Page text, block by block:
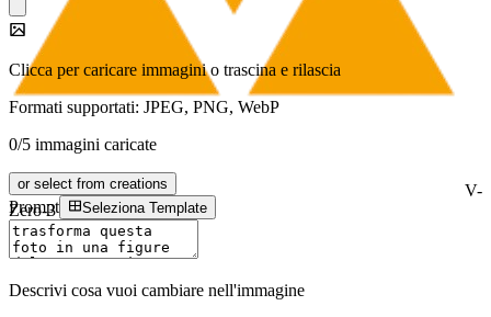
V-
Zero-3 AI
Sign In
Clicca per caricare immagini o trascina e rilascia
Formati supportati: JPEG, PNG, WebP
0/5 immagini caricate
or select from creations
Prompt Seleziona Template
Descrivi cosa vuoi cambiare nell'immagine